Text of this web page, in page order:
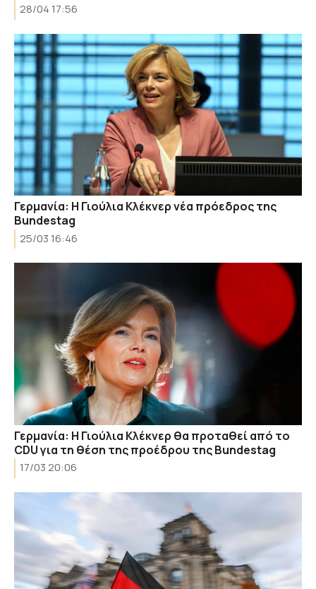
28/04 17:56
Γερμανία: Η Γιούλια Κλέκνερ νέα πρόεδρος της
Bundestag
25/03 16:46
Γερμανία: Η Γιούλια Κλέκνερ θα προταθεί από το
CDU για τη θέση της προέδρου της Bundestag
17/03 20:06